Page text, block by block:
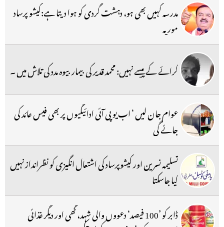
مدرسہ کہیں بھی ہو، دہشت گردی کو ہوا دیتا ہے:کیشو پرساد
موریہ
کرائے کے پیسے نہیں: محمد قدیر کی بیمار بیوہ مدد کی تلاش میں ۔
عوام جان لیں ‘ اب یو پی آئی ادائیگیوں پر بھی فیس عائد کی
جائے گی
تسلیمہ نسرین اور کیشوپرساد کی اشتعال انگیزی کو نظرانداز نہیں
کیا جاسکتا
ڈابر کو ’100 فیصد‘ دعووں والی شہد، گھی اور دیگر غذائی